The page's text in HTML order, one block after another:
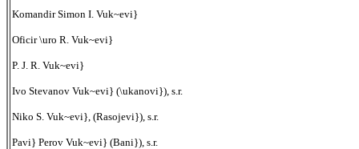
Komandir Simon I. Vuk~evi}
Oficir \uro R. Vuk~evi}
P. J. R. Vuk~evi}
Ivo Stevanov Vuk~evi} (\ukanovi}), s.r.
Niko S. Vuk~evi}, (Rasojevi}), s.r.
Pavi} Perov Vuk~evi} (Bani}), s.r.